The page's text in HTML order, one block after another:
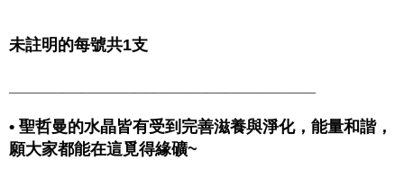
未註明的每號共1支
• 聖哲曼的水晶皆有受到完善滋養與淨化，能量和諧，
願大家都能在這覓得緣礦~